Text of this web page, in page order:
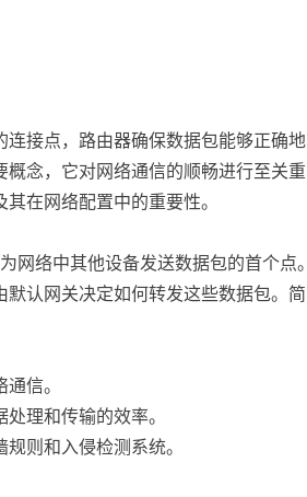
接点，路由器确保数据包能够正确地
念，它对网络通信的顺畅进行至关重
在网络配置中的重要性。
网络中其他设备发送数据包的首个点。
认网关决定如何转发这些数据包。简
信。
理和传输的效率。
则和入侵检测系统。